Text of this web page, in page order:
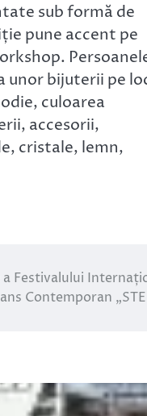
sub formă de
pune accent pe
unor bijuterii pe
culoarea
accesorii,
cristale, lemn,
a Festivalului
Contemporan